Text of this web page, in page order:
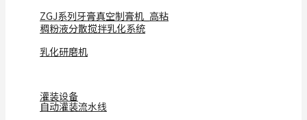
ZGJ系列牙膏真空制膏机_高粘
稠粉液分散搅拌乳化系统
乳化研磨机
灌装设备
自动灌装流水线